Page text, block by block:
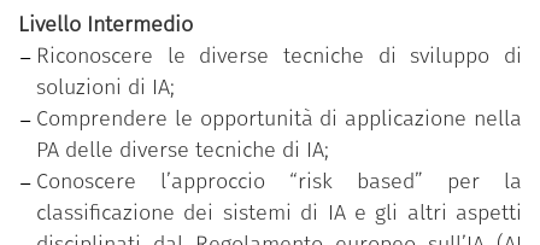
valore pubblico attraverso la formazione. Principi,
obiettivi e strumenti,” quale competenza digitale di
base a tutti gli effetti. Lo sviluppo di tale
competenza, pertanto, dovrebbe essere promosso
da tutte le pubbliche amministrazioni attraverso la
definizione e il monitoraggio di specifici obiettivi di
performance individuali.
Livello Intermedio
Riconoscere le diverse tecniche di sviluppo di
soluzioni di IA;
Comprendere le opportunità di applicazione nella
PA delle diverse tecniche di IA;
Conoscere l’approccio “risk based” per la
classificazione dei sistemi di IA e gli altri aspetti